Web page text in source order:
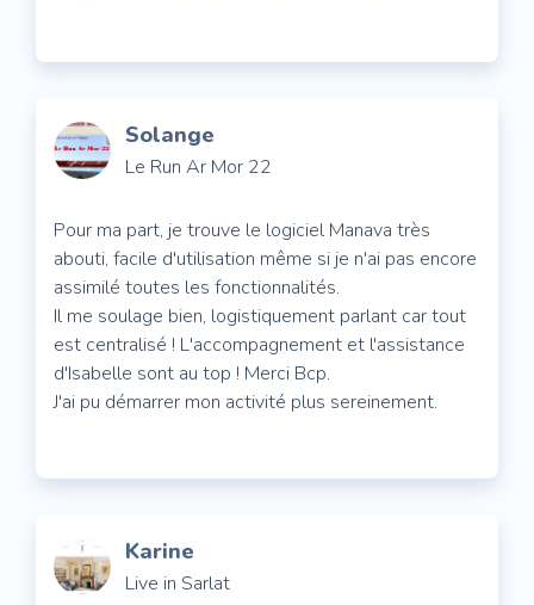
Solange
Le Run Ar Mor 22
Pour ma part, je trouve le logiciel Manava très
abouti, facile d'utilisation même si je n'ai pas encore
assimilé toutes les fonctionnalités.
Il me soulage bien, logistiquement parlant car tout
est centralisé ! L'accompagnement et l'assistance
d'Isabelle sont au top ! Merci Bcp.
J'ai pu démarrer mon activité plus sereinement.
Karine
Live in Sarlat